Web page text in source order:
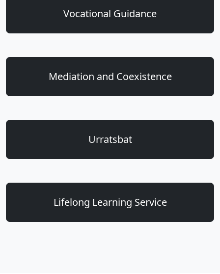
Vocational Guidance
Mediation and Coexistence
Urratsbat
Lifelong Learning Service